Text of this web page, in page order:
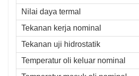
Nilai daya termal
Tekanan kerja nominal
Tekanan uji hidrostatik
Temperatur oli keluar nominal